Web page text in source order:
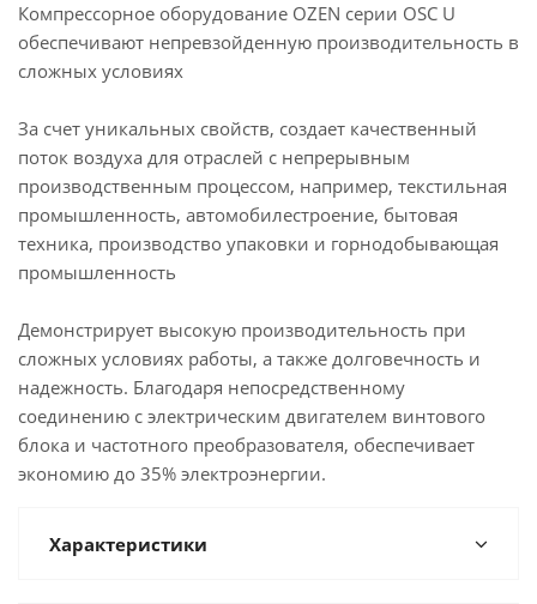
Компрессорное оборудование OZEN серии OSC U
обеспечивают непревзойденную производительность в
сложных условиях
За счет уникальных свойств, создает качественный
поток воздуха для отраслей с непрерывным
производственным процессом, например, текстильная
промышленность, автомобилестроение, бытовая
техника, производство упаковки и горнодобывающая
промышленность
Демонстрирует высокую производительность при
сложных условиях работы, а также долговечность и
надежность. Благодаря непосредственному
соединению с электрическим двигателем винтового
блока и частотного преобразователя, обеспечивает
экономию до 35% электроэнергии.
Характеристики